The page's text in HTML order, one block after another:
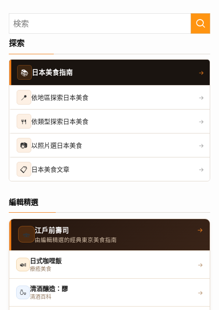
探索
📚 日本美食指南 →
📍 依地區探索日本美食 →
🍴 依類型探索日本美食 →
📷 以照片選日本美食 →
📋 日本美食文章 →
編輯精選
🍣 江戶前壽司
由編輯精選的經典東京美食指南
→
🍛 日式咖哩飯
療癒美食
→
🍶 清酒釀造：醪
清酒百科
→